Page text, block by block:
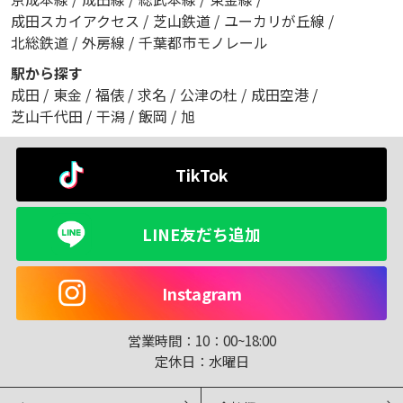
成田スカイアクセス / 芝山鉄道 / ユーカリが丘線 /
北総鉄道 / 外房線 / 千葉都市モノレール
駅から探す
成田 / 東金 / 福俵 / 求名 / 公津の杜 / 成田空港 /
芝山千代田 / 干潟 / 飯岡 / 旭
TikTok
LINE友だち追加
Instagram
営業時間： 10：00~18:00
定休日： 水曜日